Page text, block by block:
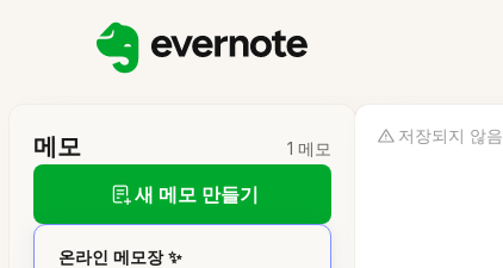
메모 1 메모
새 메모 만들기
온라인 메모장 ✨
저장되지 않음